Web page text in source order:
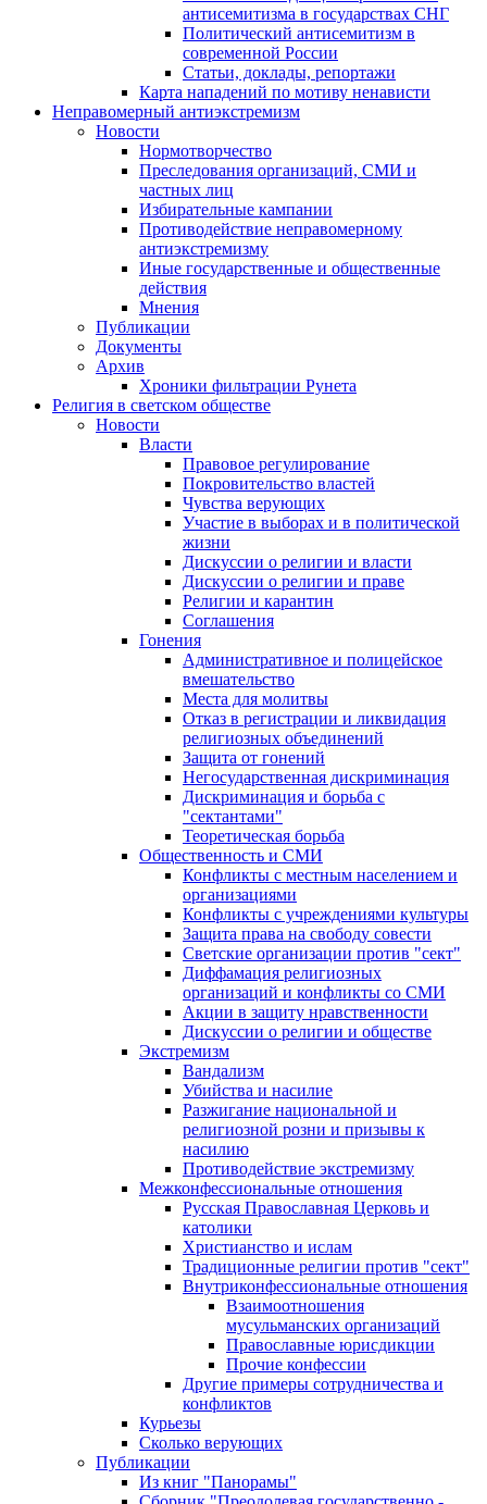
антисемитизма в государствах СНГ
Политический антисемитизм в
современной России
Статьи, доклады, репортажи
Карта нападений по мотиву ненависти
Неправомерный антиэкстремизм
Новости
Нормотворчество
Преследования организаций, СМИ и
частных лиц
Избирательные кампании
Противодействие неправомерному
антиэкстремизму
Иные государственные и общественные
действия
Мнения
Публикации
Документы
Архив
Хроники фильтрации Рунета
Религия в светском обществе
Новости
Власти
Правовое регулирование
Покровительство властей
Чувства верующих
Участие в выборах и в политической
жизни
Дискуссии о религии и власти
Дискуссии о религии и праве
Религии и карантин
Соглашения
Гонения
Административное и полицейское
вмешательство
Места для молитвы
Отказ в регистрации и ликвидация
религиозных объединений
Защита от гонений
Негосударственная дискриминация
Дискриминация и борьба с
"сектантами"
Теоретическая борьба
Общественность и СМИ
Конфликты с местным населением и
организациями
Конфликты с учреждениями культуры
Защита права на свободу совести
Светские организации против "сект"
Диффамация религиозных
организаций и конфликты со СМИ
Акции в защиту нравственности
Дискуссии о религии и обществе
Экстремизм
Вандализм
Убийства и насилие
Разжигание национальной и
религиозной розни и призывы к
насилию
Противодействие экстремизму
Межконфессиональные отношения
Русская Православная Церковь и
католики
Христианство и ислам
Традиционные религии против "сект"
Внутриконфессиональные отношения
Взаимоотношения
мусульманских организаций
Православные юрисдикции
Прочие конфессии
Другие примеры сотрудничества и
конфликтов
Курьезы
Сколько верующих
Публикации
Из книг "Панорамы"